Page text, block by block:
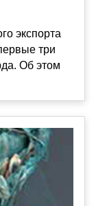
экспорта
три
Об этом